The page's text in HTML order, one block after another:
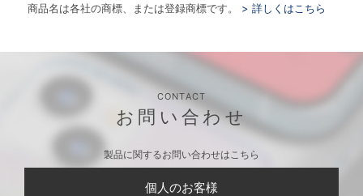
商品名は各社の商標、または登録商標です。
> 詳しくはこちら
CONTACT
お問い合わせ
製品に関するお問い合わせはこちら
個人のお客様